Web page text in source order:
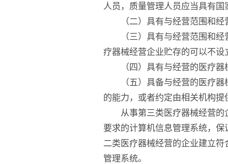
人员，质量管理人员应当具有
（二）具有与经营范围和经
（三）具有与经营范围和经
疗器械经营企业贮存的可以不设
（四）具有与经营的医疗器
（五）具备与经营的医疗器
的能力，或者约定由相关机构提
从事第三类医疗器械经营的
要求的计算机信息管理系统，
二类医疗器械经营的企业建立
管理系统。